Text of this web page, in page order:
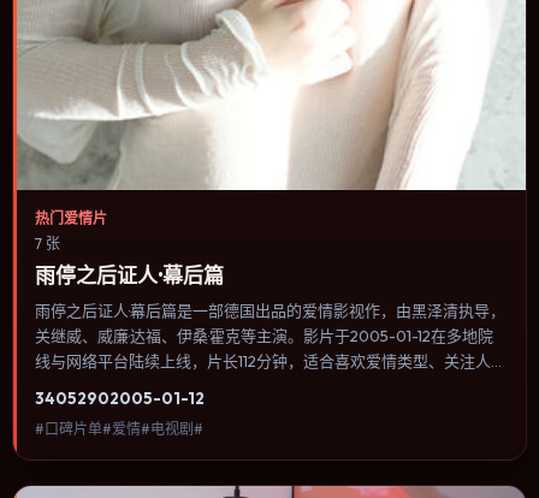
热门爱情片
7 张
雨停之后证人·幕后篇
雨停之后证人·幕后篇是一部德国出品的爱情影视作，由黑泽清执导，
关继威、威廉·达福、伊桑·霍克等主演。影片于2005-01-12在多地院
线与网络平台陆续上线，片长112分钟，适合喜欢爱情类型、关注人物
听语言统一，可作为休闲观影或类型片补片的选择。
34052902005-01-12
#口碑片单#爱情#电视剧#